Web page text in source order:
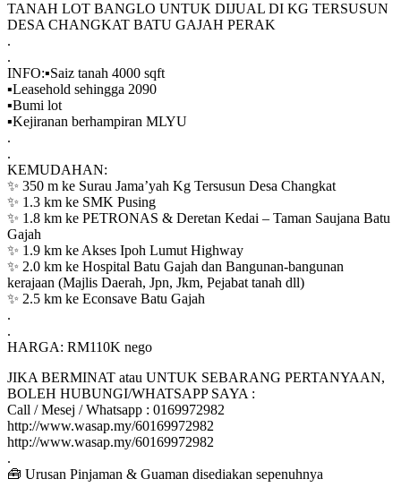
TANAH LOT BANGLO UNTUK DIJUAL DI KG TERSUSUN
DESA CHANGKAT BATU GAJAH PERAK
.
.
INFO:▪️Saiz tanah 4000 sqft
▪️Leasehold sehingga 2090
▪️Bumi lot
▪️Kejiranan berhampiran MLYU
.
.
KEMUDAHAN:
✨ 350 m ke Surau Jama’yah Kg Tersusun Desa Changkat
✨ 1.3 km ke SMK Pusing
✨ 1.8 km ke PETRONAS & Deretan Kedai – Taman Saujana Batu
Gajah
✨ 1.9 km ke Akses Ipoh Lumut Highway
✨ 2.0 km ke Hospital Batu Gajah dan Bangunan-bangunan
kerajaan (Majlis Daerah, Jpn, Jkm, Pejabat tanah dll)
✨ 2.5 km ke Econsave Batu Gajah
.
.
HARGA: RM110K nego
JIKA BERMINAT atau UNTUK SEBARANG PERTANYAAN,
BOLEH HUBUNGI/WHATSAPP SAYA :
Call / Mesej / Whatsapp : 0169972982
http://www.wasap.my/60169972982
http://www.wasap.my/60169972982
.
🧰 Urusan Pinjaman & Guaman disediakan sepenuhnya